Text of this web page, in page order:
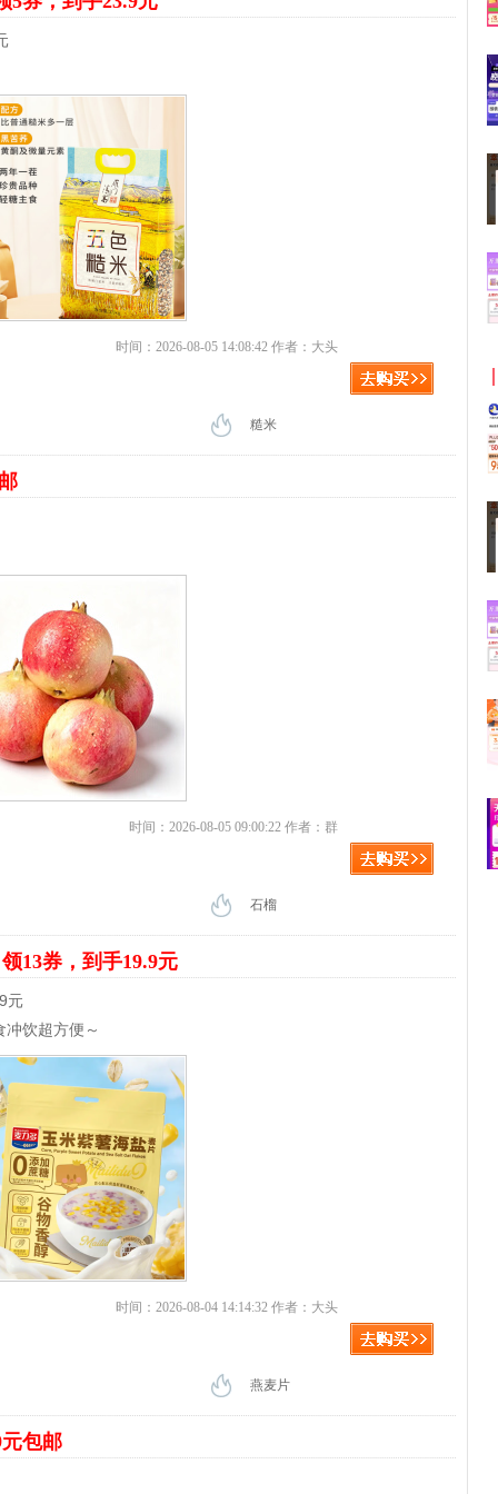
时间：2026-08-05 14:08:42 作者：大头
糙米
时间：2026-08-05 09:00:22 作者：群
石榴
领13券，到手19.9元
元
饮超方便～
时间：2026-08-04 14:14:32 作者：大头
燕麦片
包邮